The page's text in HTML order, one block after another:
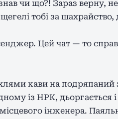
чи що?! Зараз верну,
тобі за
Цей чат — то
кави на подряпаний
із НРК,
інженера.